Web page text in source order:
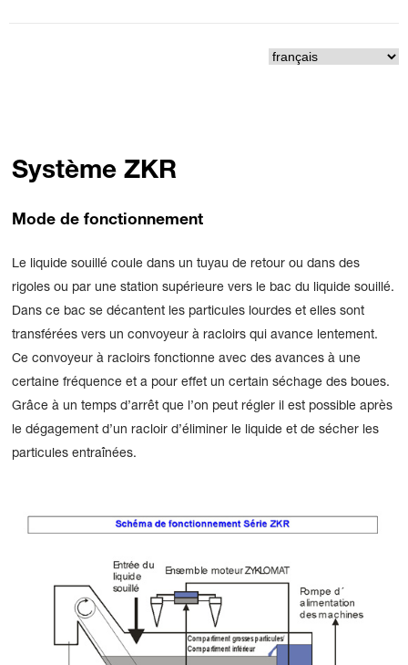
Système ZKR
Mode de fonctionnement
Le liquide souillé coule dans un tuyau de retour ou dans des
rigoles ou par une station supérieure vers le bac du liquide souillé.
Dans ce bac se décantent les particules lourdes et elles sont
transférées vers un convoyeur à racloirs qui avance lentement.
Ce convoyeur à racloirs fonctionne avec des avances à une
certaine fréquence et a pour effet un certain séchage des boues.
Grâce à un temps d’arrêt que l’on peut régler il est possible après
le dégagement d’un racloir d’éliminer le liquide et de sécher les
particules entraînées.